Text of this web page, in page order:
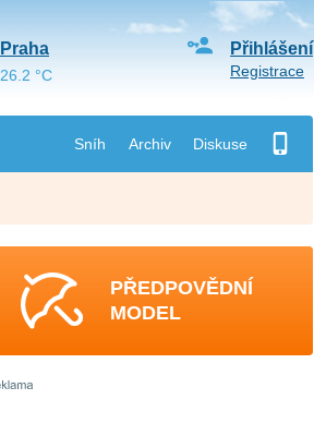
Sníh Archiv Diskuse
Přihlášení
Registrace
Praha
26.2 °C
PŘEDPOVĚDNÍ
MODEL